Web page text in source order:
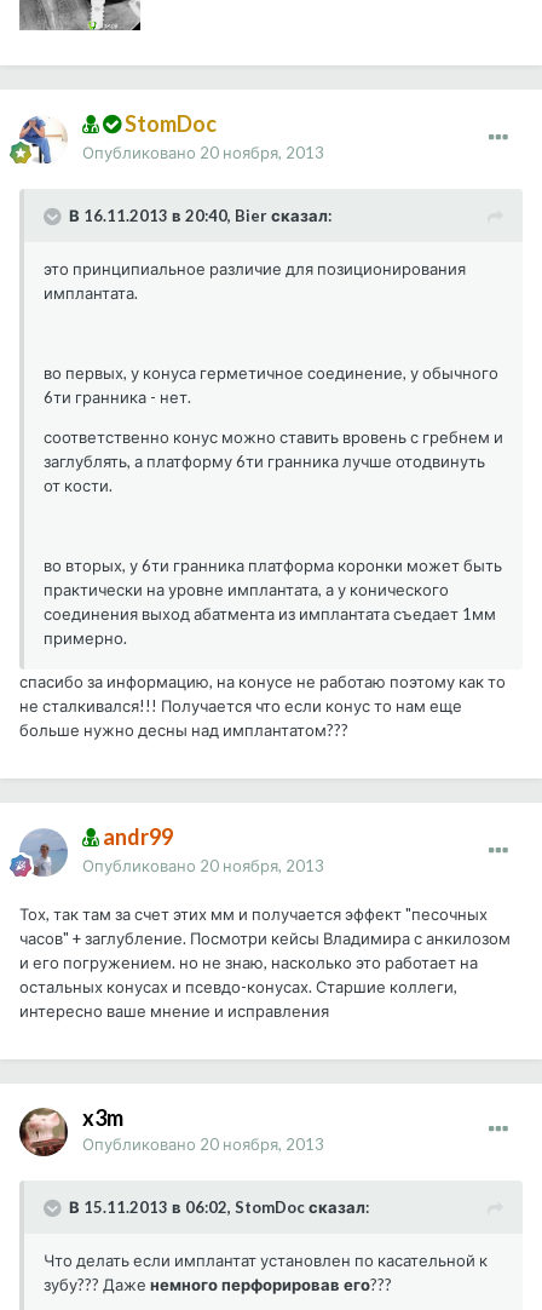
StomDoc
Опубликовано 20 ноября, 2013
В 16.11.2013 в 20:40, Bier сказал:
это принципиальное различие для позиционирования
имплантата.
во первых, у конуса герметичное соединение, у обычного
6ти гранника - нет.
соответственно конус можно ставить вровень с гребнем и
заглублять, а платформу 6ти гранника лучше отодвинуть
от кости.
во вторых, у 6ти гранника платформа коронки может быть
практически на уровне имплантата, а у конического
соединения выход абатмента из имплантата съедает 1мм
примерно.
спасибо за информацию, на конусе не работаю поэтому как то
не сталкивался!!! Получается что если конус то нам еще
больше нужно десны над имплантатом???
andr99
Опубликовано 20 ноября, 2013
Тох, так там за счет этих мм и получается эффект "песочных
часов" + заглубление. Посмотри кейсы Владимира с анкилозом
и его погружением. но не знаю, насколько это работает на
остальных конусах и псевдо-конусах. Старшие коллеги,
интересно ваше мнение и исправления
x3m
Опубликовано 20 ноября, 2013
В 15.11.2013 в 06:02, StomDoc сказал:
Что делать если имплантат установлен по касательной к
зубу??? Даже немного перфорировав его???